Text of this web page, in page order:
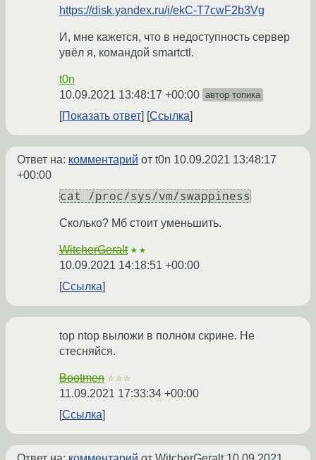
https://disk.yandex.ru/i/ekC-T7cwF2b3Vg
И, мне кажется, что в недоступность сервер
увёл я, командой smartctl.
t0n
10.09.2021 13:48:17 +00:00 автор топика
Показать ответ Ссылка
Ответ на: комментарий от t0n 10.09.2021 13:48:17
+00:00
cat /proc/sys/vm/swappiness
Сколько? Мб стоит уменьшить.
WitcherGeralt ★★
10.09.2021 14:18:51 +00:00
Ссылка
top ntop выложи в полном скрине. Не
стесняйся.
Bootmen ☆☆☆
11.09.2021 17:33:34 +00:00
Ссылка